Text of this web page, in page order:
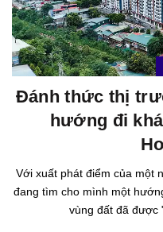
Đánh thức thị
hướng đi
Với xuất phát điểm của một
đang tìm cho mình một
vùng đất đã được